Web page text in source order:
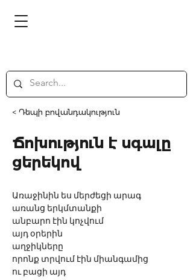
< Դեպի բովանդակություն
Ճոխություն է սգալը
ցերեկով
Առաջինին ես մերժեցի արագ
առանց երկմտանքի
անբարո էին կոչվում
այդ օրերին
աղջիկները
որոնք տրվում էին միանգամից
ու բացի այդ